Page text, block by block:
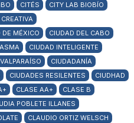
CITÉS
CITY LAB BIOBÍO
DE MÉXICO
CIUDAD DEL CABO
CIUDAD INTELIGENTE
CIUDADANÍA
CIUDADES RESILENTES
CIUDHAD
CLASE AA+
CLASE B
POBLETE ILLANES
CLAUDIO ORTIZ WELSCH